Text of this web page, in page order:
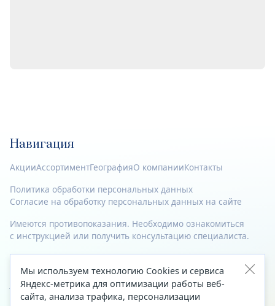
Навигация
АкцииАссортиментГеографияО компанииКонтакты
Политика обработки персональных данных
Согласие на обработку персональных данных на сайте
Имеются противопоказания. Необходимо ознакомиться
с инструкцией или получить консультацию специалиста.
© 2023—2026 Все права защищены.
Адрес
Мы используем технологию Cookies и сервиса
Яндекс-метрика для оптимизации работы веб-
сайта, анализа трафика, персонализации